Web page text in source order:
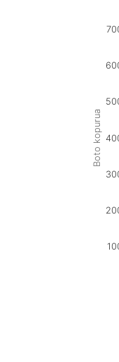
Boto kopurua